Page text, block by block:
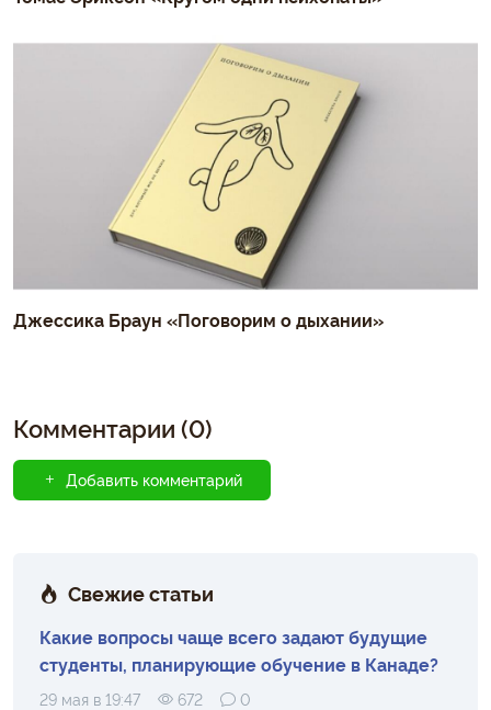
Джессика Браун «Поговорим о дыхании»
Комментарии (0)
Добавить комментарий
Свежие статьи
Какие вопросы чаще всего задают будущие
студенты, планирующие обучение в Канаде?
29 мая в 19:47 672 0